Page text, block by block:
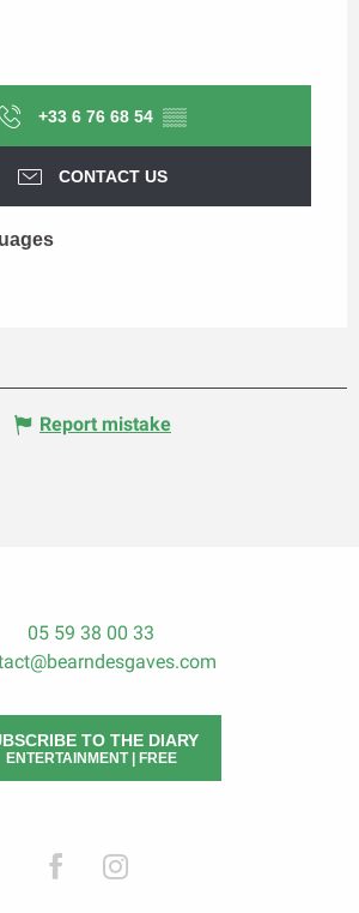
+33 6 76 68 54 ▒▒
CONTACT US
Report mistake
05 59 38 00 33
TO THE DIARY
ENTERTAINMENT | FREE